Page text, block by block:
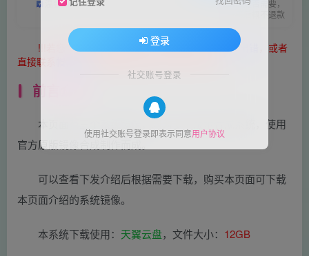
温馨提示：虚拟软件资源具有可复制性，购买前请确认是否需要，
购买后概不退款
!!!若您下载文件被提示阻止或者报错请点击 下载出错
，或者
直接联系
前言介绍
本页面有三个系统镜像，均为多个版本合成系统，使用
官方原版镜像合成制作而成。
可以查看下发介绍后根据需要下载，购买本页面可下载
本页面介绍的系统镜像。
本系统下载使用： 天翼云盘，文件大小： 12GB
登录
社交账号登录
使用社交账号登录即表示同意用户协议